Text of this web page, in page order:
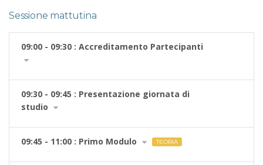
Sessione mattutina
09:00 - 09:30 : Accreditamento Partecipanti
09:30 - 09:45 : Presentazione giornata di
studio
09:45 - 11:00 : Primo Modulo TEORIA